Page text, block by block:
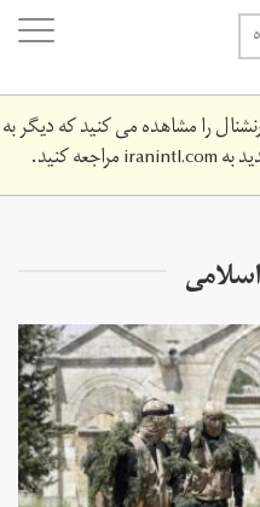
را مشاهده می کنید که دیگر به
بهiranintl.comمراجعه کنید.